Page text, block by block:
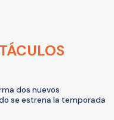
dos nuevos
se estrena la temporada